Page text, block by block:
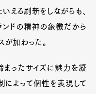
える刷新をしながらも、
ンドの精神の象徴だから
が加わった。
まったサイズに魅力を凝
によって個性を表現して